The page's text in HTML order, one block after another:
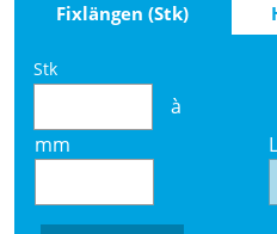
Fixlängen (Stk)
Stk
à
mm